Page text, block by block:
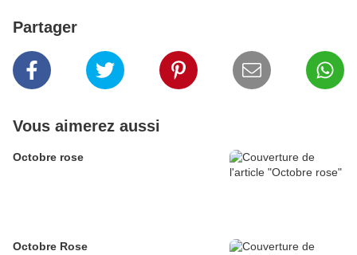
Partager
Vous aimerez aussi
Octobre rose
Octobre Rose